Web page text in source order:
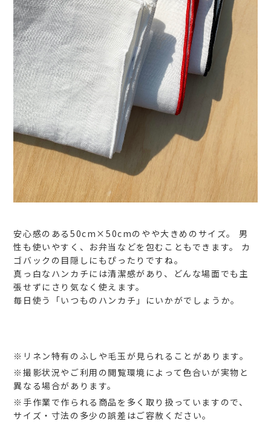
安心感のある50cm×50cmのやや大きめのサイズ。
男
性も使いやすく、お弁当などを包むこともできます。
カ
ゴバックの目隠しにもぴったりですね。
真っ白なハンカチには清潔感があり、どんな場面でも主
張せずにさり気なく使えます。
毎日使う「いつものハンカチ」にいかがでしょうか。
※リネン特有のふしや毛玉が見られることがあります。
※撮影状況やご利用の閲覧環境によって色合いが実物と
異なる場合があります。
※手作業で作られる商品を多く取り扱っていますので、
サイズ・寸法の多少の誤差はご容赦ください。